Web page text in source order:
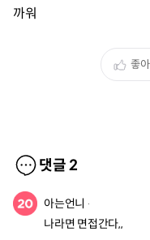
까워
좋
댓글2
아는언니
나라면 면접간다,,